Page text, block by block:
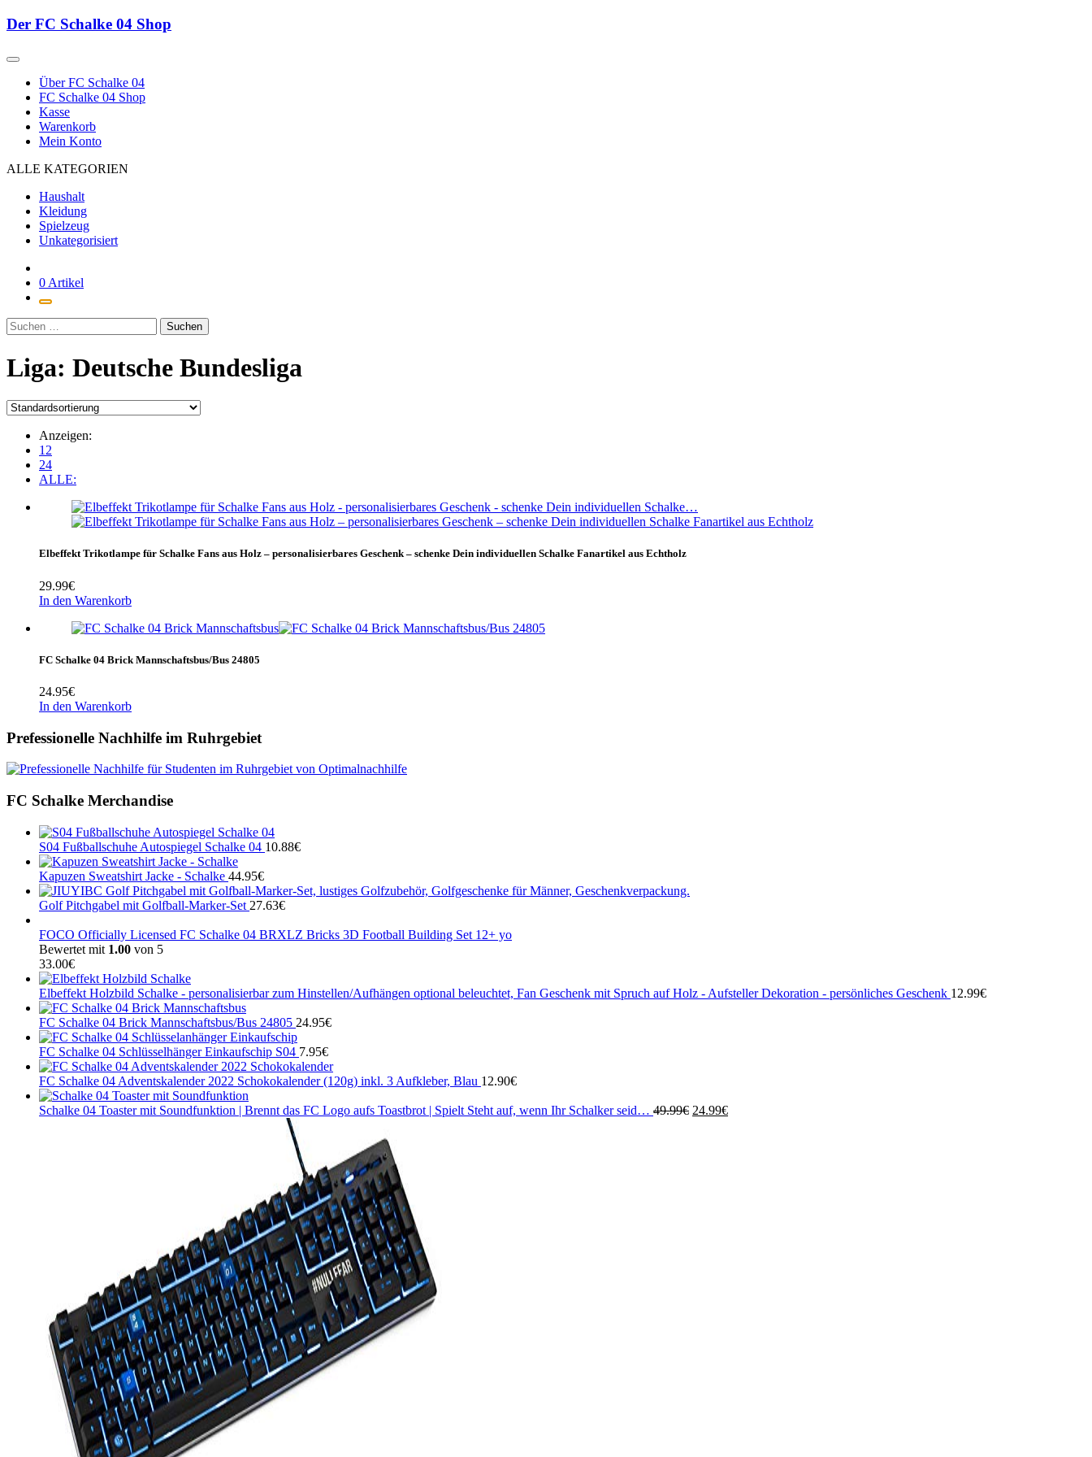
Zum
Der FC Schalke 04 Shop
Über FC Schalke 04
FC Schalke 04 Shop
Kasse
Warenkorb
Mein Konto
ALLE KATEGORIEN
Haushalt
Kleidung
Spielzeug
Unkategorisiert
0 Artikel
Suchen
nach:
Liga: ‎Deutsche Bundesliga
Anzeigen:
12
24
ALLE:
Elbeffekt Trikotlampe für Schalke Fans aus Holz – personalisierbares Geschenk – schenke Dein individuellen Schalke Fanartikel aus Echtholz
29.99€
In den Warenkorb
FC Schalke 04 Brick Mannschaftsbus/Bus 24805
24.95€
In den Warenkorb
Prefessionelle Nachhilfe im Ruhrgebiet
FC Schalke Merchandise
S04 Fußballschuhe Autospiegel Schalke 04 10.88€
Kapuzen Sweatshirt Jacke - Schalke 44.95€
Golf Pitchgabel mit Golfball-Marker-Set 27.63€
FOCO Officially Licensed FC Schalke 04 BRXLZ Bricks 3D Football Building Set 12+ yo
Bewertet mit 1.00 von 5
33.00€
Elbeffekt Holzbild Schalke - personalisierbar zum Hinstellen/Aufhängen optional beleuchtet, Fan Geschenk mit Spruch auf Holz - Aufsteller Dekoration - persönliches Geschenk 12.99€
FC Schalke 04 Brick Mannschaftsbus/Bus 24805 24.95€
FC Schalke 04 Schlüsselhänger Einkaufschip S04 7.95€
FC Schalke 04 Adventskalender 2022 Schokokalender (120g) inkl. 3 Aufkleber, Blau 12.90€
Schalke 04 Toaster mit Soundfunktion | Brennt das FC Logo aufs Toastbrot | Spielt Steht auf, wenn Ihr Schalker seid… 49.99€ Ursprünglicher
24.99€Aktueller